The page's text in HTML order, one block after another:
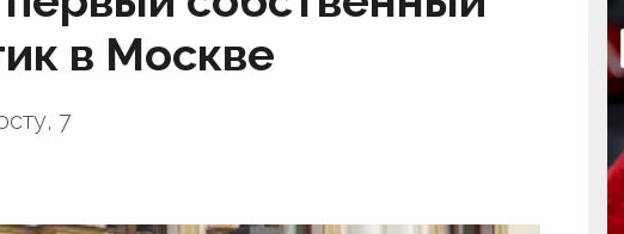
в Москве
7